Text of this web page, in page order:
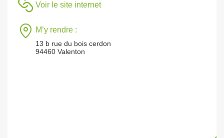
Voir le site internet
M’y rendre :
13 b rue du bois cerdon
94460 Valenton